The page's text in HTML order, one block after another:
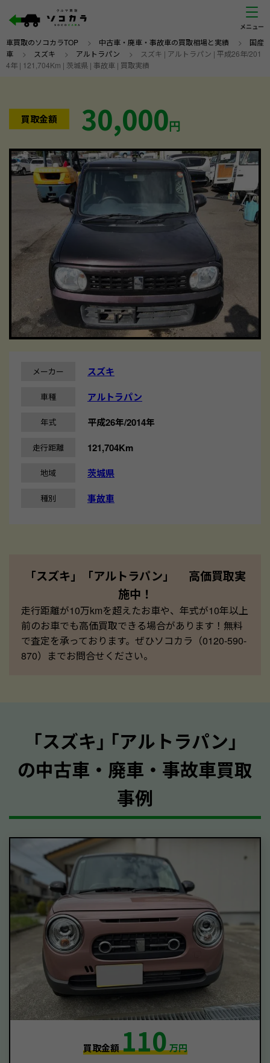
車買取のソコカラTOP > 中古車・廃車・事故車の買取相場と実績 > 国産
車 > スズキ > アルトラパン >
スズキ | アルトラパン | 平成26年/201
4年 | 121,704Km | 茨城県 | 事故車 | 買取実績
買取金額 30,000円
メーカー スズキ
車種 アルトラパン
年式 平成26年/2014年
走行距離 121,704Km
地域 茨城県
種別 事故車
「スズキ」「アルトラパン」 高価買取実
施中！
走行距離が10万kmを超えたお車や、年式が10年以上
前のお車でも高価買取できる場合があります！無料
で査定を承っております。ぜひソコカラ（0120-590-
870）までお問合せください。
｢スズキ｣ ｢アルトラパン｣
の中古車・廃車・事故車買取
事例
買取金額110万円